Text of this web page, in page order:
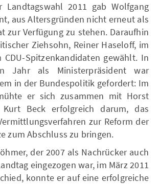
Landtagswahl 2011 gab Wolfgang
aus Altersgründen nicht erneut als
zur Verfügung zu stehen. Daraufhin
Ziehsohn, Reiner Haseloff, im
CDU-Spitzenkandidaten gewählt. In
Jahr als Ministerpräsident war
in der Bundespolitik gefordert: Im
er sich zusammen mit Horst
Beck erfolgreich darum, das
zur Reform der
zum Abschluss zu bringen.
der 2007 als Nachrücker auch
eingezogen war, im März 2011
konnte er auf eine erfolgreiche